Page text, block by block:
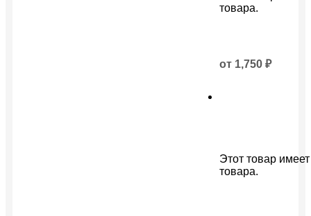
товара.
от 1,750 ₽
Этот товар
товара.